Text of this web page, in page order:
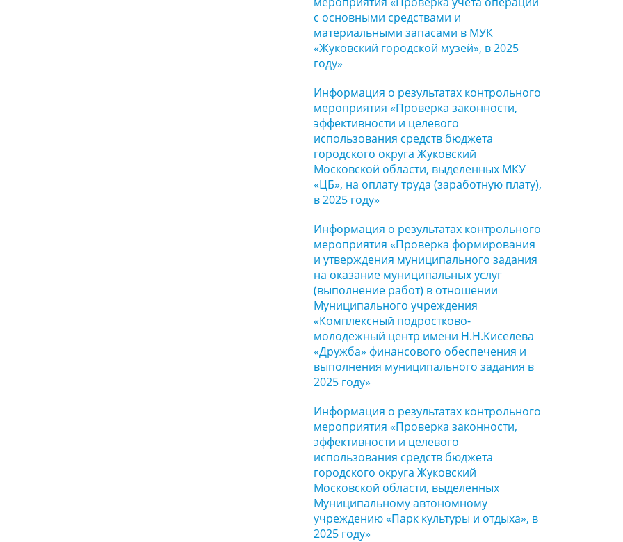
с основными средствами и
материальными запасами в МУК
«Жуковский городской музей», в 2025
году»
Информация о результатах контрольного
мероприятия «Проверка законности,
эффективности и целевого
использования средств бюджета
городского округа Жуковский
Московской области, выделенных МКУ
«ЦБ», на оплату труда (заработную плату),
в 2025 году»
Информация о результатах контрольного
мероприятия «Проверка формирования
и утверждения муниципального задания
на оказание муниципальных услуг
(выполнение работ) в отношении
Муниципального учреждения
«Комплексный подростково-
молодежный центр имени Н.Н.Киселева
«Дружба» финансового обеспечения и
выполнения муниципального задания в
2025 году»
Информация о результатах контрольного
мероприятия «Проверка законности,
эффективности и целевого
использования средств бюджета
городского округа Жуковский
Московской области, выделенных
Муниципальному автономному
учреждению «Парк культуры и отдыха», в
2025 году»